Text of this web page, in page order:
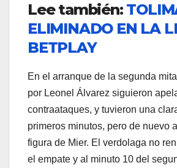
Lee también:
ELIMINADO EN LA
BETPLAY
En el arranque de la segunda
por Leonel Álvarez siguieron
contraataques, y tuvieron una
primeros minutos, pero de nuevo
figura de Mier. El verdolaga no
el empate y al minuto 10 del